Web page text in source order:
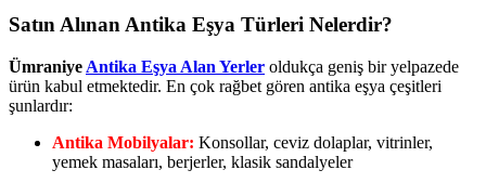
Satın Alınan Antika Eşya Türleri Nelerdir?
Ümraniye Antika Eşya Alan Yerler oldukça geniş bir yelpazede
ürün kabul etmektedir. En çok rağbet gören antika eşya çeşitleri
şunlardır:
Antika Mobilyalar: Konsollar, ceviz dolaplar, vitrinler,
yemek masaları, berjerler, klasik sandalyeler